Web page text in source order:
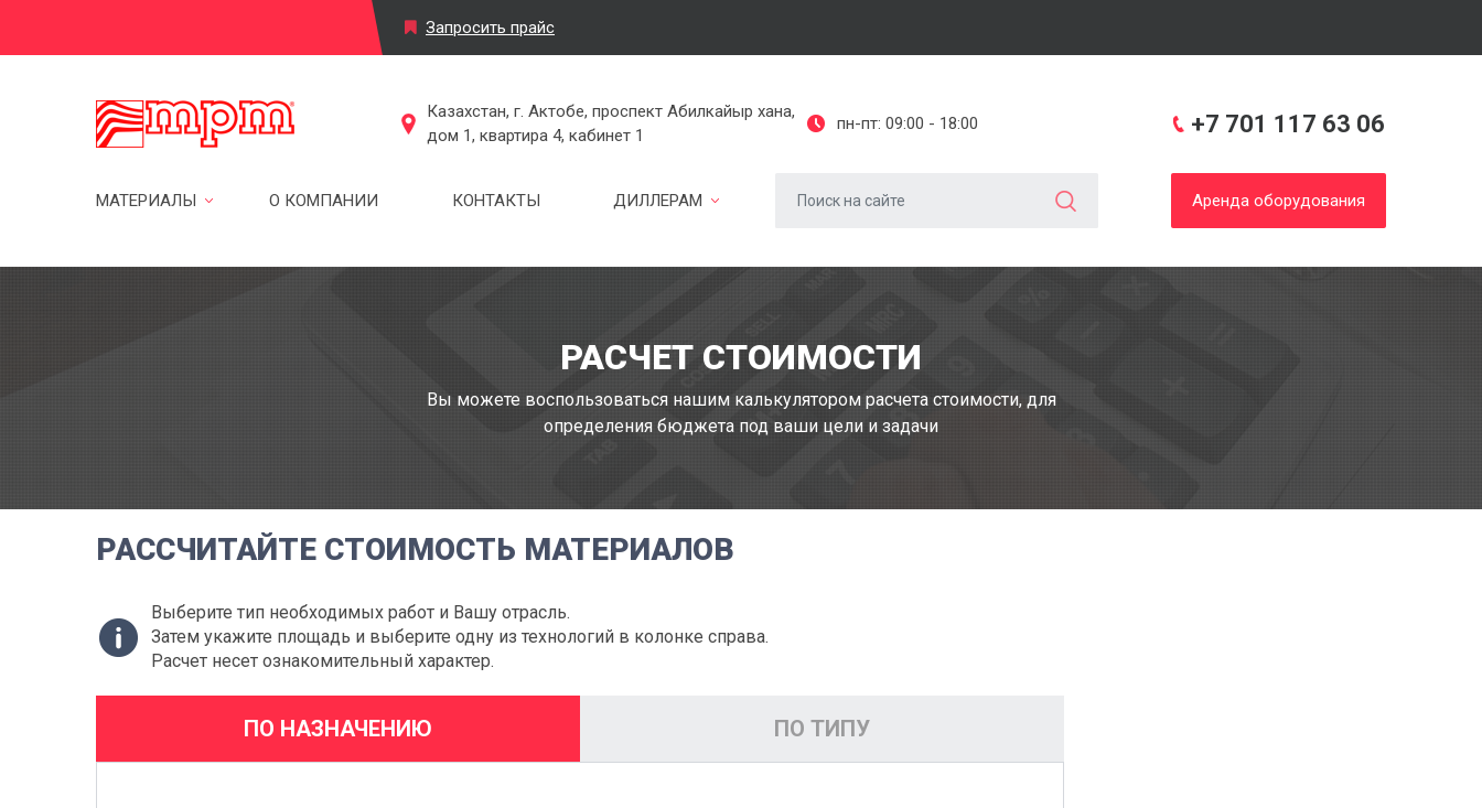
Запросить прайс
Казахстан, г. Актобе, проспект Абилкайыр хана,
дом 1, квартира 4, кабинет 1
пн-пт: 09:00 - 18:00 +7 701 117 63 06
МАТЕРИАЛЫ О КОМПАНИИ КОНТАКТЫ ДИЛЛЕРАМ Аренда оборудования
РАСЧЕТ СТОИМОСТИ
Вы можете воспользоваться нашим калькулятором расчета стоимости, для
определения бюджета под ваши цели и задачи
РАССЧИТАЙТЕ СТОИМОСТЬ МАТЕРИАЛОВ
Выберите тип необходимых работ и Вашу отрасль.
Затем укажите площадь и выберите одну из технологий в колонке справа.
Расчет несет ознакомительный характер.
ПО НАЗНАЧЕНИЮ ПО ТИПУ